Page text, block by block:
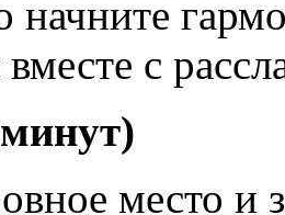
начните
вместе с
место и